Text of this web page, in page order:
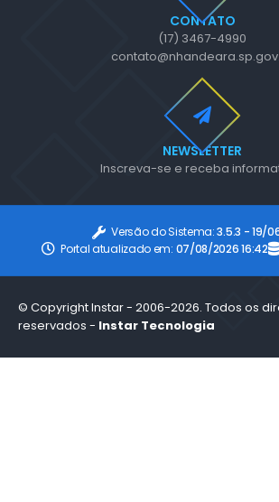
CONTATO
(17) 3467-4990
NEWSLETTER
Inscreva-se e receba
Versão do Sistema:3.5.3 - 19/
Portal atualizado em: 07/08/2026 16:42
© Copyright Instar - 2006-2026. Todos os
reservados - Instar Tecnologia